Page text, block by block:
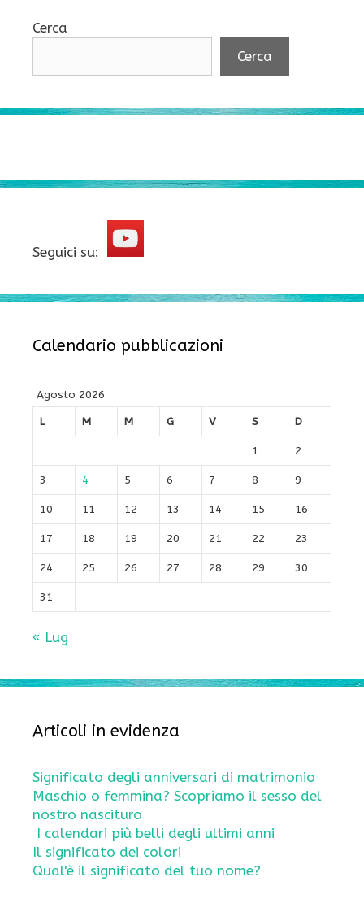
Cerca
Cerca
Seguici su:
Calendario pubblicazioni
Agosto 2026
L
M M G V S D
1 2
3 4 5 6 7 8 9
10 11 12 13 14 15 16
17 18 19 20 21 22 23
24 25 26 27 28 29 30
31
« Lug
Articoli in evidenza
Significato degli anniversari di matrimonio
Maschio o femmina? Scopriamo il sesso del
nostro nascituro
I calendari più belli degli ultimi anni
Il significato dei colori
Qual'è il significato del tuo nome?